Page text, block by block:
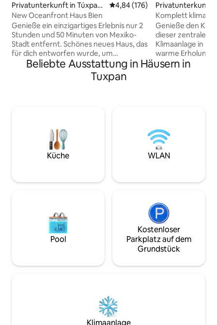
Privatunterkunft in Túxpam
de Rodríguez Cano
Durchschnittliche Bewertung:
4,84 (176)
New Oceanfront Haus Bien
Genieße ein einzigartiges Erlebnis nur 2
Stunden und 50 Minuten von Mexiko-
Stadt entfernt. Schönes neues Haus, das
für dich entworfen wurde, um
unglaubliche Tage mit den Menschen zu
genießen, die du liebst. Vom ersten
Moment an wirst du in ein Paradies am
zusätzlich und muss im Voraus
angefordert werden, um dir
Informationen zu senden.
Privatunterkunft
Komplett
Abasolo“
Genieße den
dieser zentralen
Klimaanlage in
warme Erholung
allem, was du
Restaurants. Wir sind 20 Minuten vom
Strand von
Zentrum entfernt Wir haben 1
Parkplatz.
Beliebte Ausstattung in Häusern in
Tuxpan
Küche WLAN
Pool
Kostenloser
Parkplatz auf dem
Grundstück
Klimaanlage